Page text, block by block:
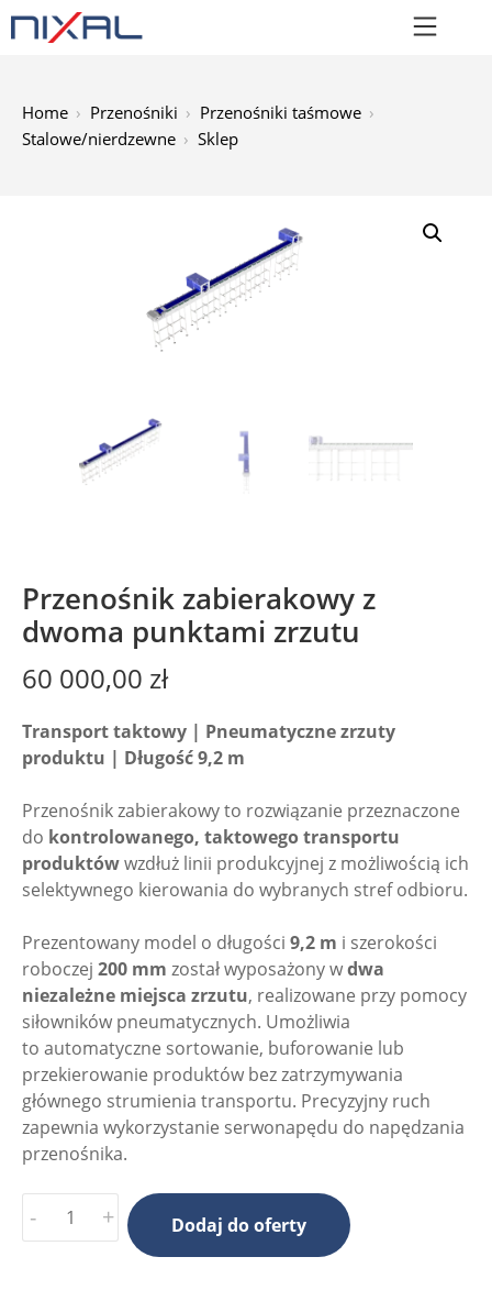
Home Przenośniki
Przenośniki taśmowe
Stalowe/nierdzewne
Sklep
Przenośnik zabierakowy z
dwoma punktami zrzutu
60 000,00 zł
Transport taktowy | Pneumatyczne zrzuty
produktu | Długość 9,2 m
Przenośnik zabierakowy to rozwiązanie przeznaczone
do kontrolowanego, taktowego transportu
produktówwzdłuż linii produkcyjnej z możliwością ich
selektywnego kierowania do wybranych stref odbioru.
Prezentowany model o długości 9,2 m i szerokości
roboczej 200 mm został wyposażony wdwa
niezależne miejsca zrzutu, realizowane przy pomocy
siłowników pneumatycznych. Umożliwia
to automatyczne sortowanie, buforowanie lub
przekierowanie produktów bez zatrzymywania
głównego strumienia transportu. Precyzyjny ruch
zapewnia wykorzystanie serwonapędu do napędzania
przenośnika.
- + Dodaj do oferty